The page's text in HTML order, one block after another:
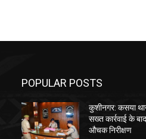
POPULAR POSTS
कुशीनगर: कसया
सख्त कार्रवाई के
औचक निरीक्षण